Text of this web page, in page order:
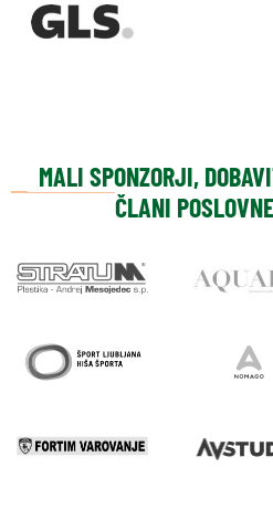
MALI SPONZORJI,
ČLANI